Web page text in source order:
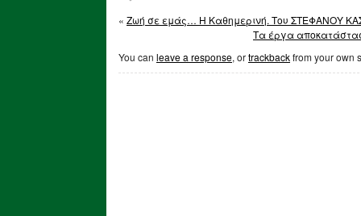
« Ζωή σε εμάς… Η Καθημερινή. Tου ΣΤΕΦΑΝΟΥ
Τα έργα
You can leave a response, ortrackbackfrom your own